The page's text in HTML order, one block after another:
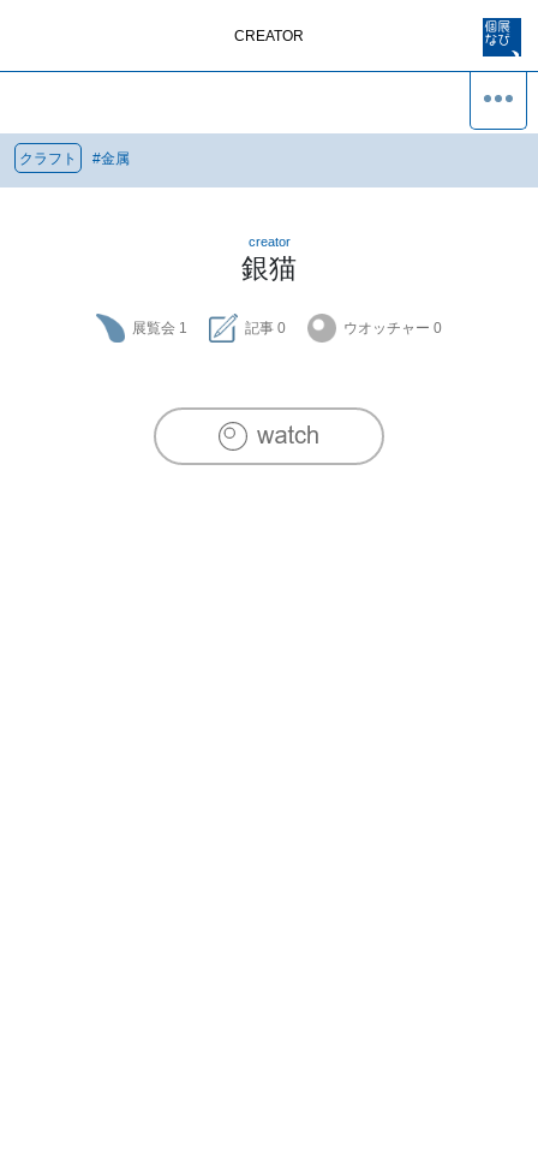
CREATOR
クラフト #金属
creator
銀猫
展覧会 1 記事 0 ウオッチャー 0